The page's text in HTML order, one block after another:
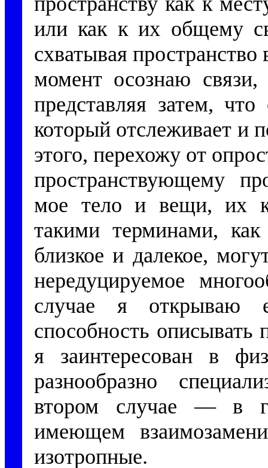
или как к их общему
схватывая пространство
момент осознаю
представляя затем,
который отслеживает и
этого, перехожу от
пространствующему
мое тело и вещи, их
такими терминами,
близкое и далекое,
нередуцируемое
случае я открываю
способность описывать
я заинтересован в
разнообразно
втором случае — в
имеющем
изотропные.